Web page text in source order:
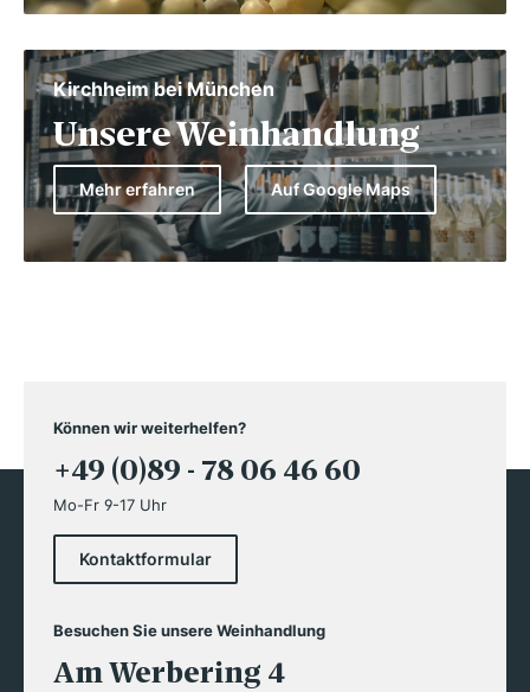
Kirchheim bei München
Unsere Weinhandlung
Mehr erfahren Auf Google Maps
Können wir weiterhelfen?
+49 (0)89 - 78 06 46 60
Mo-Fr 9-17 Uhr
Kontaktformular
Besuchen Sie unsere Weinhandlung
Am Werbering 4